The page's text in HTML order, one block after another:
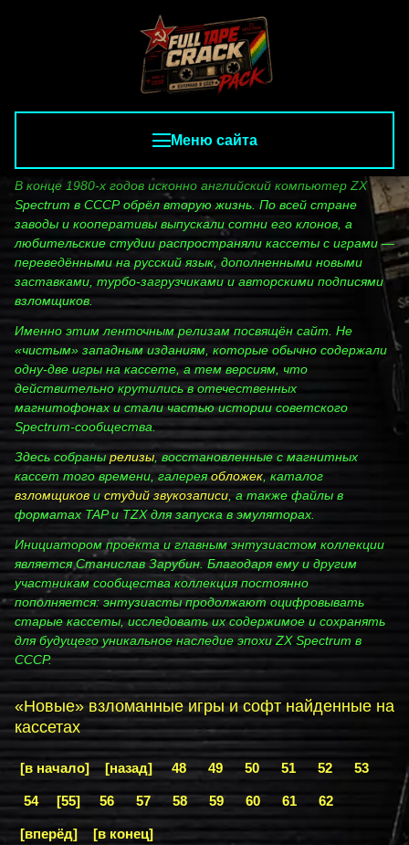
Меню сайта
В конце 1980‑х годов исконно английский компьютер ZX
Spectrum в СССР обрёл вторую жизнь. По всей стране
заводы и кооперативы выпускали сотни его клонов, а
любительские студии распространяли кассеты с играми —
переведёнными на русский язык, дополненными новыми
заставками, турбо‑загрузчиками и авторскими подписями
взломщиков.
Именно этим ленточным релизам посвящён сайт. Не
«чистым» западным изданиям, которые обычно содержали
одну‑две игры на кассете, а тем версиям, что
действительно крутились в отечественных
магнитофонах и стали частью истории советского
Spectrum‑сообщества.
Здесь собранырелизы , восстановленные с магнитных
кассет того времени, галереяобложек , каталог
взломщиковистудий звукозаписи, а также файлы в
форматах TAP и TZX для запуска в эмуляторах.
Инициатором проекта и главным энтузиастом коллекции
является Станислав Зарубин. Благодаря ему и другим
участникам сообщества коллекция постоянно
пополняется: энтузиасты продолжают оцифровывать
старые кассеты, исследовать их содержимое и сохранять
для будущего уникальное наследие эпохи ZX Spectrum в
СССР.
«Новые» взломанные игры и софт найденные на
кассетах
[в начало] [назад] 48 49 50 51 52 53
54 [55] 56 57 58 59 60 61 62
[вперёд] [в конец]